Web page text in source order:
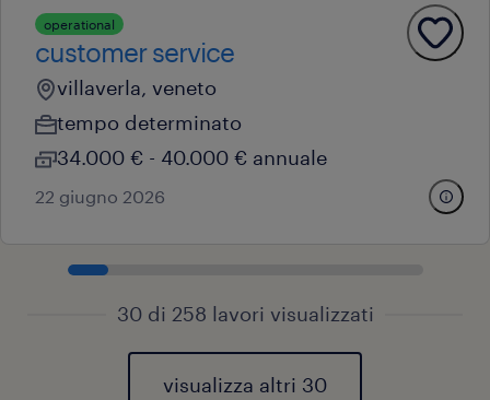
operational
customer service
villaverla, veneto
tempo determinato
34.000 € - 40.000 € annuale
22 giugno 2026
30 di 258 lavori visualizzati
visualizza altri 30